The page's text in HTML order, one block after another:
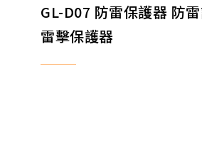
GL-D07 防雷保護器 防
雷擊保護器